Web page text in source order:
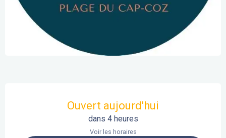
Ouvert aujourd'hui
dans 4 heures
Voir les horaires